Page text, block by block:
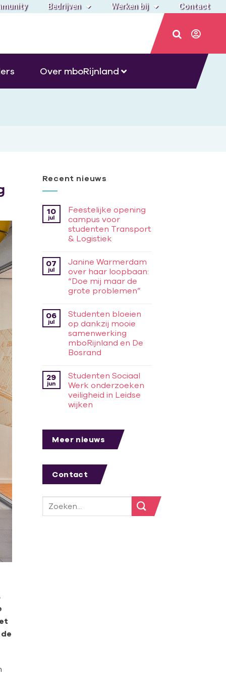
Bedrijven Werken bij Contact
Over mboRijnland
Recent nieuws
10
jul
Feestelijke opening
campus voor
studenten Transport
& Logistiek
07
jul
Janine Warmerdam
over haar loopbaan:
“Doe mij maar de
grote problemen”
06
jul
Studenten bloeien
op dankzij mooie
samenwerking
mboRijnland en De
Bosrand
29
jun
Studenten Sociaal
Werk onderzoeken
veiligheid in Leidse
wijken
Meer nieuws
Contact